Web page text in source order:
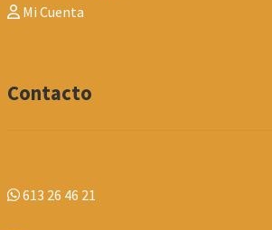
Mi Cuenta
Contacto
613 26 46 21